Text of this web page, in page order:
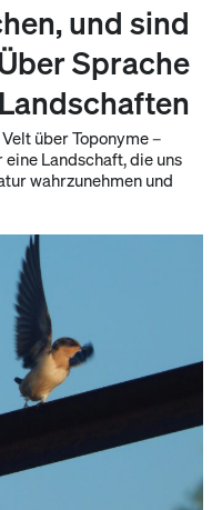
und sind
Sprache
über Toponyme –
Landschaft, die uns
wahrzunehmen und